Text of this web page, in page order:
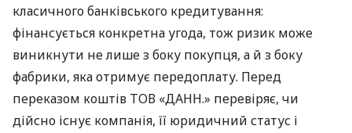
класичного банківського кредитування:
фінансується конкретна угода, тож ризик може
виникнути не лише з боку покупця, а й з боку
фабрики, яка отримує передоплату. Перед
переказом коштів ТОВ «ДАНН.» перевіряє, чи
дійсно існує компанія, її юридичний статус і